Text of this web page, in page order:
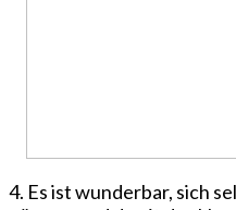
4. Es ist wunderbar, sich